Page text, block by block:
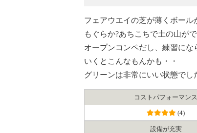
フェアウエイの芝が薄くボール
もぐらか?あちこちで土の山が
オープンコンペだし、練習に
いくとこんなもんかも・・
グリーンは非常にいい状態でし
コスト パフォーマンス
(4)
設備が充実